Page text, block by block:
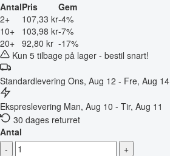
AntalPris
Gem
2+
107,33 kr-4%
10+
103,98 kr-7%
20+ 92,80 kr -17%
Kun 5 tilbage på lager - bestil snart!
Standardlevering Ons, Aug 12 - Fre, Aug 14
Ekspreslevering Man, Aug 10 - Tir, Aug 11
30 dages returret
Antal
-
+